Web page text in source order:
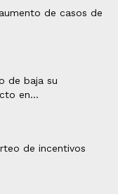
de casos de
de baja su
en...
de incentivos